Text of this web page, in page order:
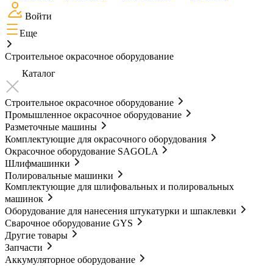
Войти
Еще
Строительное окрасочное оборудование
Каталог
Строительное окрасочное оборудование
Промышленное окрасочное оборудование
Разметочные машины
Комплектующие для окрасочного оборудования
Окрасочное оборудование SAGOLA
Шлифмашинки
Полировальные машинки
Комплектующие для шлифовальных и полировальных
машинок
Оборудование для нанесения штукатурки и шпаклевки
Сварочное оборудование GYS
Другие товары
Запчасти
Аккумуляторное оборудование